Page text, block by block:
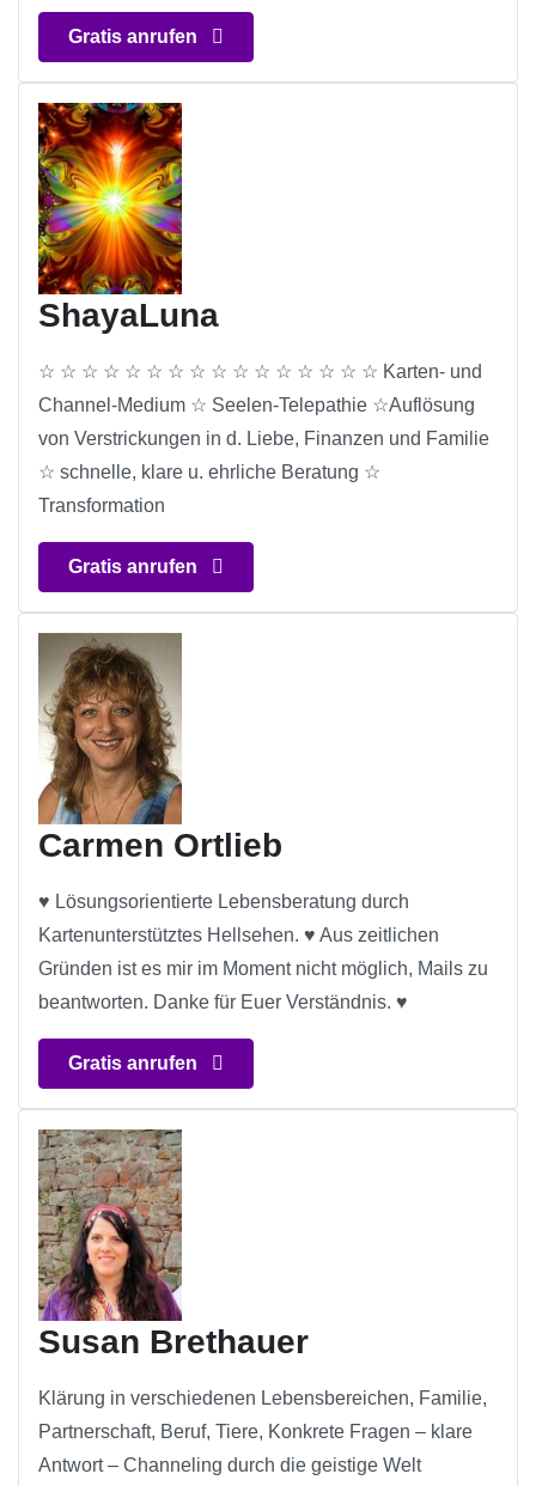
Gratis anrufen
ShayaLuna
☆ ☆ ☆ ☆ ☆ ☆ ☆ ☆ ☆ ☆ ☆ ☆ ☆ ☆ ☆ ☆ Karten- und
Channel-Medium ☆ Seelen-Telepathie ☆Auflösung
von Verstrickungen in d. Liebe, Finanzen und Familie
☆ schnelle, klare u. ehrliche Beratung ☆
Transformation
Gratis anrufen
Carmen Ortlieb
♥ Lösungsorientierte Lebensberatung durch
Kartenunterstütztes Hellsehen. ♥ Aus zeitlichen
Gründen ist es mir im Moment nicht möglich, Mails zu
beantworten. Danke für Euer Verständnis. ♥
Gratis anrufen
Susan Brethauer
Klärung in verschiedenen Lebensbereichen, Familie,
Partnerschaft, Beruf, Tiere, Konkrete Fragen – klare
Antwort – Channeling durch die geistige Welt